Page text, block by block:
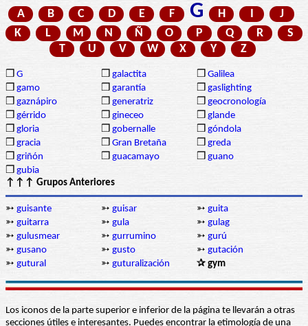
A B C D E F G H I
J
K
L M N Ñ O P Q R
S
T
U V W X Y Z
❒ G ❒ galactita ❒ Galilea
❒ gamo ❒ garantía ❒ gaslighting
❒ gaznápiro ❒ generatriz ❒ geocronología
❒ gérrido ❒ gineceo ❒ glande
❒ gloria ❒ gobernalle ❒ góndola
❒ gracia ❒ Gran Bretaña ❒ greda
❒ griñón ❒ guacamayo ❒ guano
❒ gubia
↑↑↑ Grupos Anteriores
➳ guisante ➳ guisar ➳ guita
➳ guitarra ➳ gula ➳ gulag
➳ gulusmear ➳ gurrumino ➳ gurú
➳ gusano ➳ gusto ➳ gutación
➳ gutural ➳ guturalización ✰ gym
Los iconos de la parte superior e inferior de la página te llevarán a otras
secciones útiles e interesantes. Puedes encontrar la etimología de una